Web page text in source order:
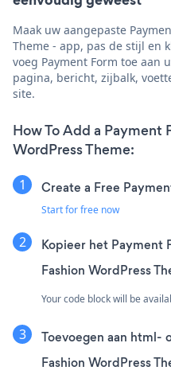
Maak uw aangepaste
Theme - app, pas de stijl en
voeg Payment Form toe aan
pagina, bericht, zijbalk,
site.
How To Add a Payment
WordPress Theme:
Create a Free
Start for free now
Kopieer het Payment
Fashion WordPress
Your code block will be
Toevoegen aan html-
Fashion WordPress